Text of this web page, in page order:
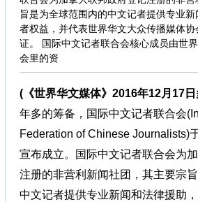
旨是为全球范围内的中文记者提供专业
者权益，并代表世界华文大众传播媒体
证。 国际中文记者联合会核心成员由世
会里的资
(《世界华文媒体》2016年12月17
年多的筹备，国际中文记者联合会
Federation of Chinese Journalists)
宣布成立。国际中文记者联合会为
注册的非营利新闻社团，其主要宗
中文记者提供专业新闻和法律援助